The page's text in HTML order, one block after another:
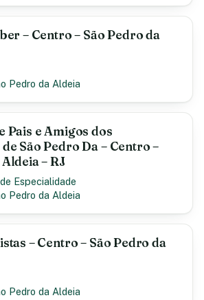
– Centro – São Pedro da
Pedro da Aldeia
Pais e Amigos dos
São Pedro Da – Centro –
– RJ
Especialidade
Pedro da Aldeia
– Centro – São Pedro da
Pedro da Aldeia